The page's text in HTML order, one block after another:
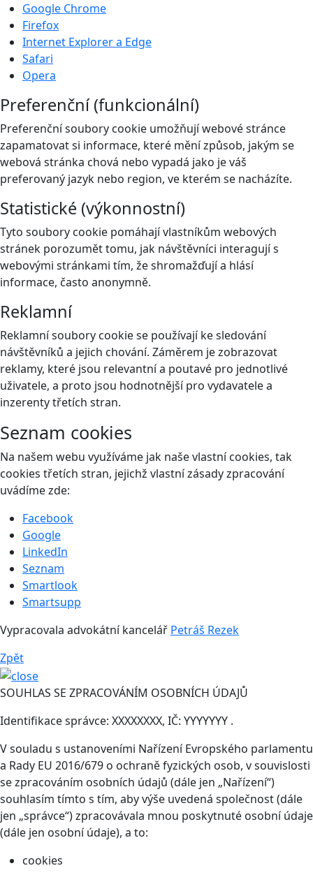
Google Chrome
Firefox
Internet Explorer a Edge
Safari
Opera
Preferenční (funkcionální)
Preferenční soubory cookie umožňují webové stránce
zapamatovat si informace, které mění způsob, jakým se
webová stránka chová nebo vypadá jako je váš
preferovaný jazyk nebo region, ve kterém se nacházíte.
Statistické (výkonnostní)
Tyto soubory cookie pomáhají vlastníkům webových
stránek porozumět tomu, jak návštěvníci interagují s
webovými stránkami tím, že shromažďují a hlásí
informace, často anonymně.
Reklamní
Reklamní soubory cookie se používají ke sledování
návštěvníků a jejich chování. Záměrem je zobrazovat
reklamy, které jsou relevantní a poutavé pro jednotlivé
uživatele, a proto jsou hodnotnější pro vydavatele a
inzerenty třetích stran.
Seznam cookies
Na našem webu využíváme jak naše vlastní cookies, tak
cookies třetích stran, jejichž vlastní zásady zpracování
uvádíme zde:
Facebook
Google
LinkedIn
Seznam
Smartlook
Smartsupp
Vypracovala advokátní kancelář Petráš Rezek
Zpět
SOUHLAS SE ZPRACOVÁNÍM OSOBNÍCH ÚDAJŮ
Identifikace správce: XXXXXXXX, IČ: YYYYYYY .
V souladu s ustanoveními Nařízení Evropského parlamentu
a Rady EU 2016/679 o ochraně fyzických osob, v souvislosti
se zpracováním osobních údajů (dále jen „Nařízení“)
souhlasím tímto s tím, aby výše uvedená společnost (dále
jen „správce“) zpracovávala mnou poskytnuté osobní údaje
(dále jen osobní údaje), a to:
cookies